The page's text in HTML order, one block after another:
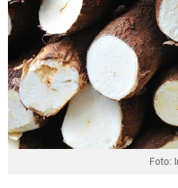
Foto: